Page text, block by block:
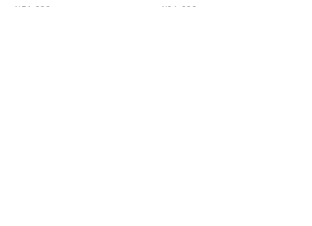
¥51,000 ¥31,000